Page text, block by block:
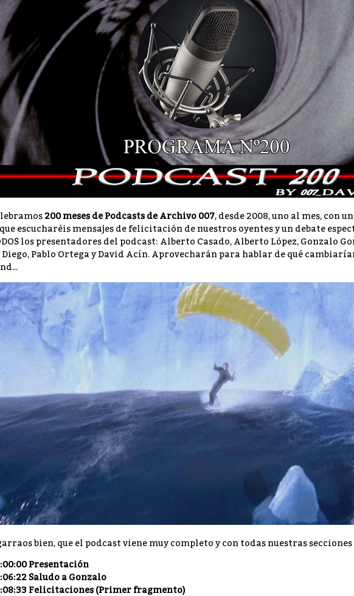
200 meses de Podcasts de Archivo 007, desde 2008, uno al mes, con
escucharéis mensajes de felicitación de nuestros oyentes y un debate
los presentadores del podcast: Alberto Casado, Alberto López, Gonzalo
Diego, Pablo Ortega y David Acín. Aprovecharán para hablar de qué
bien, que el podcast viene muy completo y con todas nuestras
Presentación
Saludo a Gonzalo
Felicitaciones (Primer fragmento)